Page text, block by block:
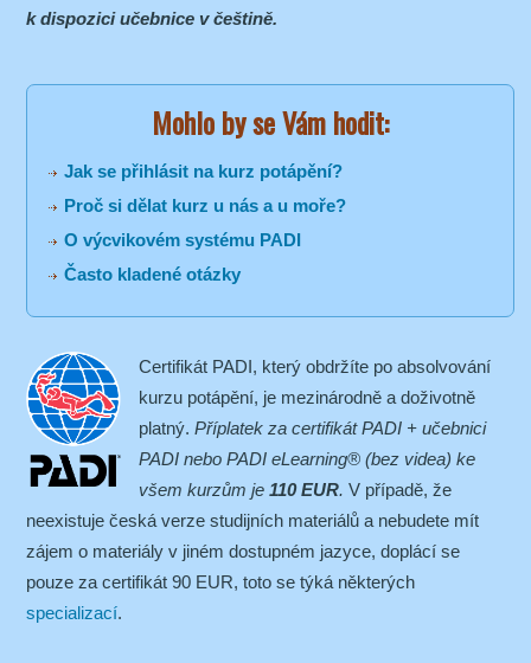
k dispozici učebnice v češtině.
Mohlo by se Vám hodit:
Jak se přihlásit na kurz potápění?
Proč si dělat kurz u nás a u moře?
O výcvikovém systému PADI
Často kladené otázky
Certifikát PADI, který obdržíte po absolvování
kurzu potápění, je mezinárodně a doživotně
platný. Příplatek za certifikát PADI + učebnici
PADI nebo PADI eLearning® (bez videa) ke
všem kurzům je 110 EUR. V případě, že
neexistuje česká verze studijních materiálů a nebudete mít
zájem o materiály v jiném dostupném jazyce, doplácí se
pouze za certifikát 90 EUR, toto se týká některých
specializací.